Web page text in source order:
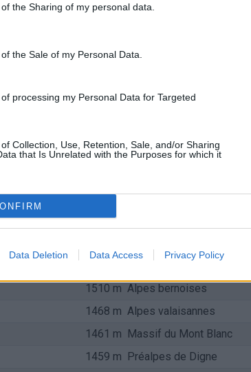
the Sharing of my personal data.
the Sale of my Personal Data.
processing my Personal Data for Targeted
Collection, Use, Retention, Sale, and/or Sharing
that Is Unrelated with the Purposes for which it
Data Deletion Data Access Privacy Policy
1703 m
1657 m Beaufortain
Alpes bernoises
1566 m Arves et Grandes Rousses
1528 m Jura
1526 m
1510 m Alpes bernoises
1468 m Alpes valaisannes
1461 m Massif du Mont Blanc
1459 m Préalpes de Digne